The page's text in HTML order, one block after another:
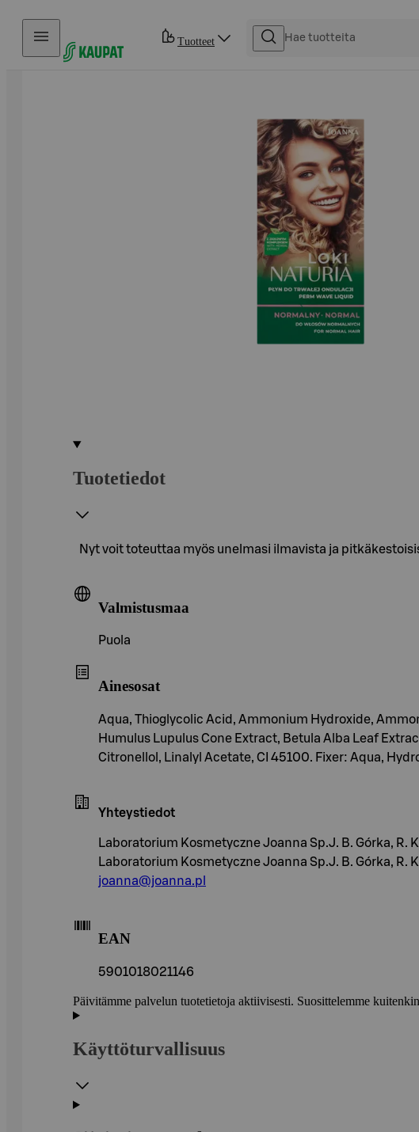
Hyppää sisältöön
Tuotteet
Tuotetiedot
Nyt voit toteuttaa myös unelmasi ilmavista ja
Valmistusmaa
Puola
Ainesosat
Aqua, Thioglycolic Acid, Ammonium Hydroxide,
Humulus Lupulus Cone Extract, Betula Alba Leaf
Citronellol, Linalyl Acetate, CI 45100. Fixer: Aqua,
Yhteystiedot
Laboratorium Kosmetyczne Joanna Sp.J. B. Górka, R.
Laboratorium Kosmetyczne Joanna Sp.J. B. Górka,
joanna@joanna.pl
EAN
5901018021146
Päivitämme palvelun tuotetietoja aktiivisesti. Suosittelemme
Käyttöturvallisuus